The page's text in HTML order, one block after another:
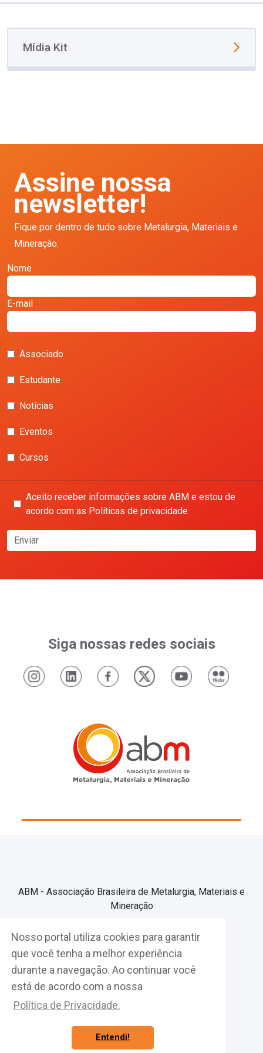
Nosso portal utiliza cookies para garantir
que você tenha a melhor experiência
durante a navegação. Ao continuar você
está de acordo com a nossa
Política de Privacidade.
Entendi!
Mídia Kit
Assine nossa
newsletter!
Fique por dentro de tudo sobre Metalurgia, Materiais e
Mineração.
Nome
E-mail
Associado
Estudante
Notícias
Eventos
Cursos
Aceito receber informações sobre ABM e estou de
acordo com as Políticas de privacidade
Enviar
Siga nossas redes sociais
ABM - Associação Brasileira de Metalurgia, Materiais e
Mineração
Associe-se
Fazer Login